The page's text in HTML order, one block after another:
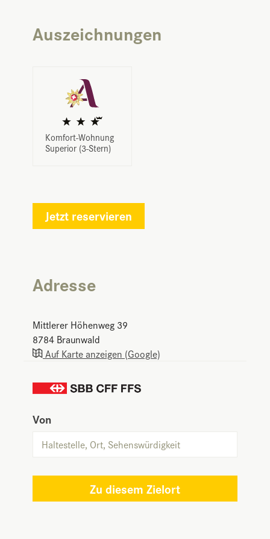
Auszeichnungen
Komfort-Wohnung
Superior (3-Stern)
Jetzt reservieren
Adresse
Mittlerer Höhenweg 39
8784 Braunwald
Auf Karte anzeigen (Google)
Von
Zu diesem Zielort